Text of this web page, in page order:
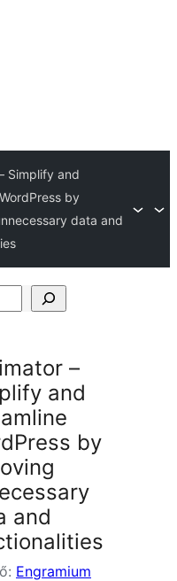
Simplify and
by
data and
–
and
by
and
Engramium